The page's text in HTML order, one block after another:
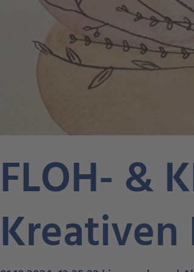
FLOH- &
Kreativen